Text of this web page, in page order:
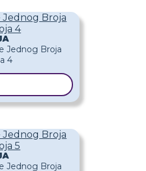
Jednog Broja
4
Jednog Broja
5